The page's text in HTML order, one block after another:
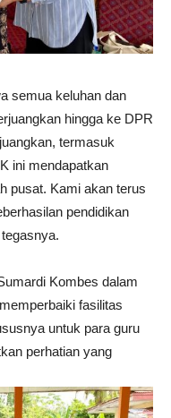
semua keluhan dan
hingga ke DPR
termasuk
ini mendapatkan
pusat. Kami akan terus
pendidikan
Kombes dalam
fasilitas
untuk para guru
perhatian yang